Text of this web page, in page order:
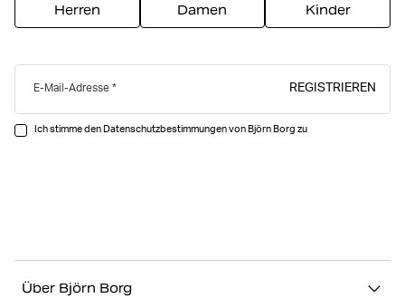
Herren Damen Kinder
E-Mail-Adresse REGISTRIEREN
Ich stimme den Datenschutzbestimmungen von Björn Borg zu
Über Björn Borg